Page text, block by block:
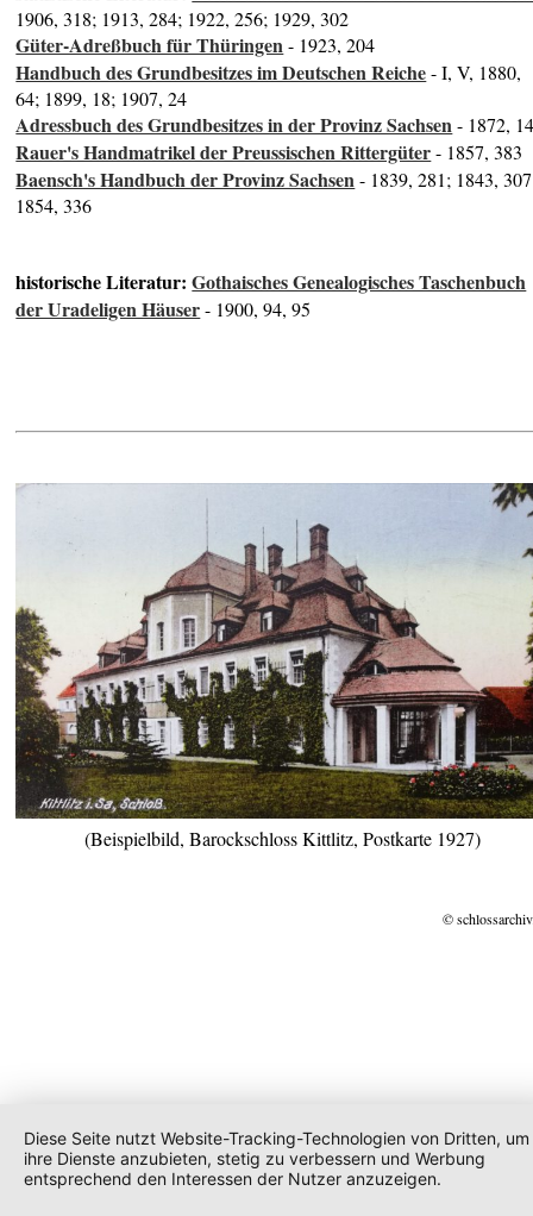
1906, 318; 1913, 284; 1922, 256; 1929, 302
Güter-Adreßbuch für Thüringen- 1923, 204
Handbuch des Grundbesitzes im Deutschen Reiche- I, V, 1880,
64; 1899, 18; 1907, 24
Adressbuch des Grundbesitzes in der Provinz Sachsen- 1872,
Rauer's Handmatrikel der Preussischen Rittergüter- 1857, 383
Baensch's Handbuch der Provinz Sachsen- 1839, 281; 1843,
1854, 336
historische Literatur:Gothaisches Genealogisches Taschenbuch
der Uradeligen Häuser- 1900, 94, 95
(Beispielbild, Barockschloss Kittlitz, Postkarte 1927)
©
Diese Seite nutzt Website-Tracking-Technologien von Dritten, um
ihre Dienste anzubieten, stetig zu verbessern und Werbung
entsprechend den Interessen der Nutzer anzuzeigen.